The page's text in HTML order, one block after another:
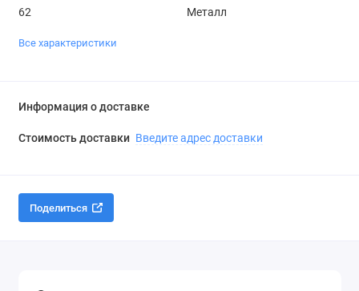
62 Металл
Все характеристики
Информация о доставке
Стоимость доставки Введите адрес доставки
Поделиться